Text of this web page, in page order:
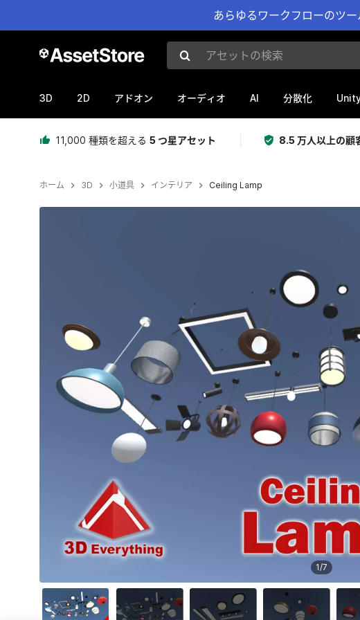
あらゆるワークフローのツ
アセットの検索
3D 2D アドオン オーディオ AI 分散化
11,000 種類を超える 5 つ星アセット 8.5 万人以上の顧
ホーム 3D 小道具 インテリア Ceiling Lamp
1/7